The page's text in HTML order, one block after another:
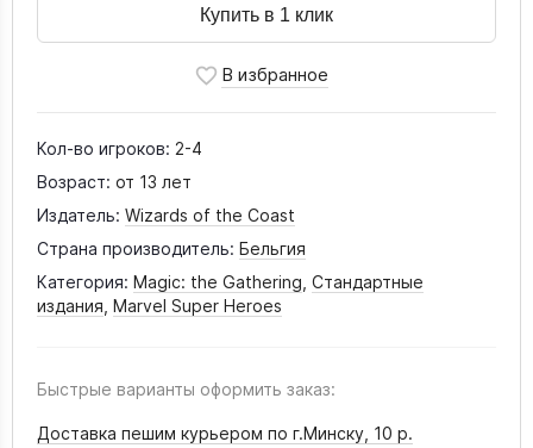
Купить в 1 клик
Кол-во игроков: 2-4
Возраст: от 13 лет
Издатель: Wizards of the Coast
Страна производитель: Бельгия
Категория: Magic: the Gathering Стандартные
издания Marvel Super Heroes
Быстрые варианты оформить заказ:
Доставка пешим курьером по г.Минску, 10 р.